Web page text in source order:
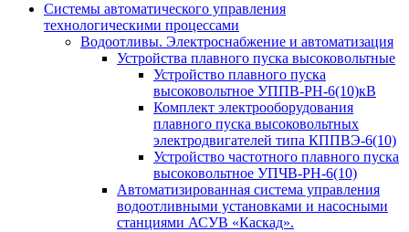
Системы автоматического управления
технологическими процессами
Водоотливы. Электроснабжение и автоматизация
Устройства плавного пуска высоковольтные
Устройство плавного пуска
высоковольтное УППВ-РН-6(10)кВ
Комплект электрооборудования
плавного пуска высоковольтных
электродвигателей типа КППВЭ-6(10)
Устройство частотного плавного пуска
высоковольтное УПЧВ-РН-6(10)
Автоматизированная система управления
водоотливными установками и насосными
станциями АСУВ «Каскад».